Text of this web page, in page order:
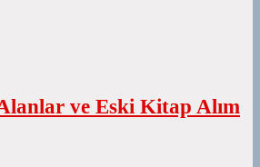
ve Eski Kitap Alım